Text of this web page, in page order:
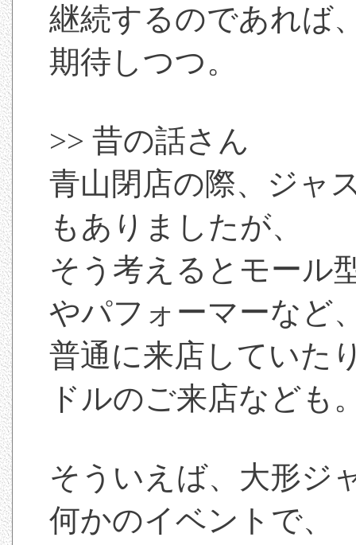
継続するのであれば
期待しつつ。
>> 昔の話さん
青山閉店の際、ジャ
もありましたが、
そう考えるとモール
やパフォーマーなど
普通に来店していた
ドルのご来店なども
そういえば、大形ジ
何かのイベントで、